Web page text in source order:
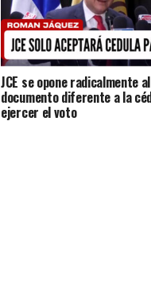
JCE se opone radicalmente
documento diferente a la
ejercer el voto